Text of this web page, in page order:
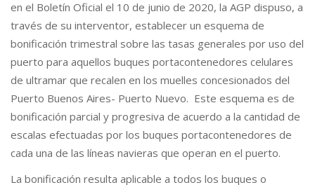
en el Boletín Oficial el 10 de junio de 2020, la AGP dispuso, a
través de su interventor, establecer un esquema de
bonificación trimestral sobre las tasas generales por uso del
puerto para aquellos buques portacontenedores celulares
de ultramar que recalen en los muelles concesionados del
Puerto Buenos Aires- Puerto Nuevo. Este esquema es de
bonificación parcial y progresiva de acuerdo a la cantidad de
escalas efectuadas por los buques portacontenedores de
cada una de las líneas navieras que operan en el puerto.
La bonificación resulta aplicable a todos los buques o